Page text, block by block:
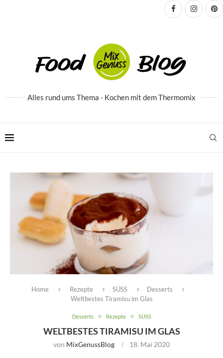
Alles rund ums Thema - Kochen mit dem Thermomix
Home Rezepte SÜSS
Desserts
Weltbestes Tiramisu im Glas
Desserts Rezepte SÜSS
WELTBESTES TIRAMISU IM GLAS
von MixGenussBlog 18. Mai 2020